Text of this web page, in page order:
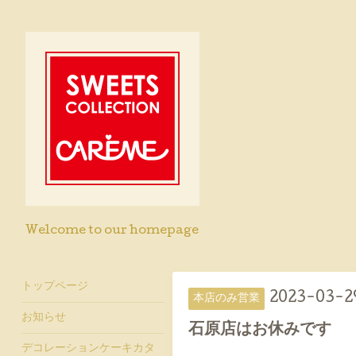
Welcome to our homepage
本店のみ営業 2023-03-
石原店はお休みです
トップページ
お知らせ
デコレーションケーキカタ